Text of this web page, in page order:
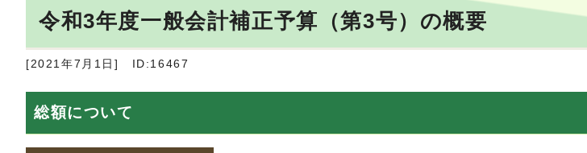
令和3年度一般会計補正予算（第3号）の概要
[2021年7月1日] ID:16467
総額について